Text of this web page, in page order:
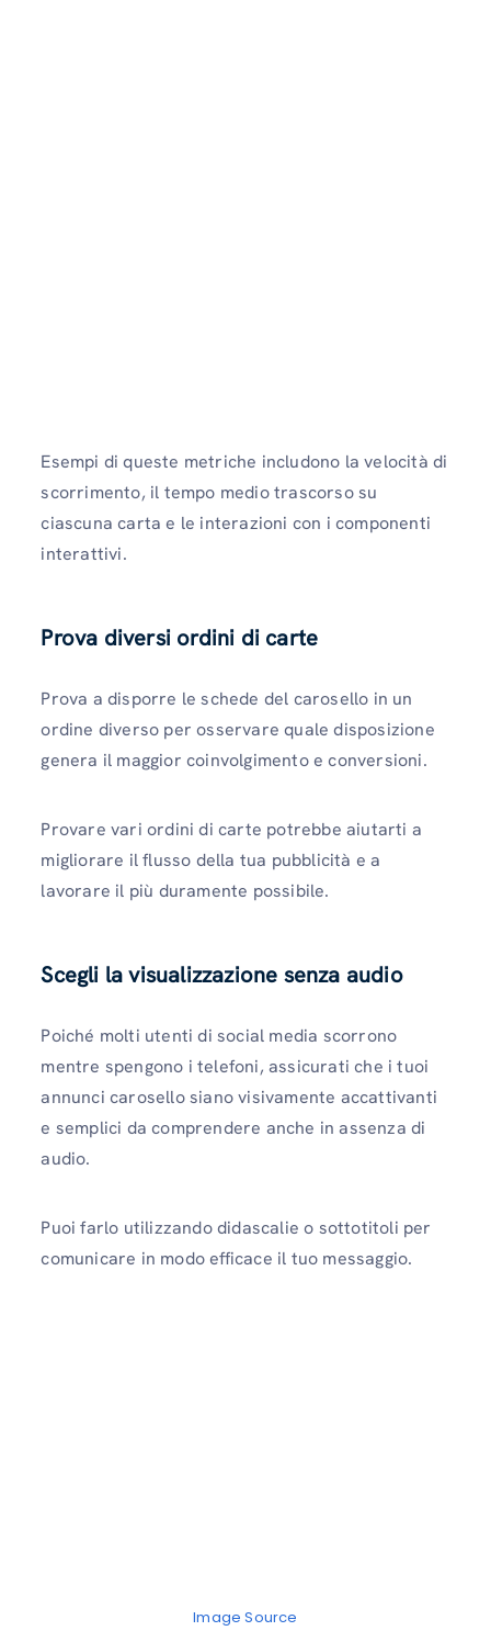
Esempi di queste metriche includono la velocità di
scorrimento, il tempo medio trascorso su
ciascuna carta e le interazioni con i componenti
interattivi.
Prova diversi ordini di carte
Prova a disporre le schede del carosello in un
ordine diverso per osservare quale disposizione
genera il maggior coinvolgimento e conversioni.
Provare vari ordini di carte potrebbe aiutarti a
migliorare il flusso della tua pubblicità e a
lavorare il più duramente possibile.
Scegli la visualizzazione senza audio
Poiché molti utenti di social media scorrono
mentre spengono i telefoni, assicurati che i tuoi
annunci carosello siano visivamente accattivanti
e semplici da comprendere anche in assenza di
audio.
Puoi farlo utilizzando didascalie o sottotitoli per
comunicare in modo efficace il tuo messaggio.
Image Source